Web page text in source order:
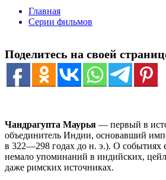
Главная
Серии фильмов
Поделитесь на своей
Чандрагупта Маурья — первый в
объединитель Индии, основавший
в 322—298 годах до н. э.). О событиях
немало упоминаний в индийских,
даже римских источниках.